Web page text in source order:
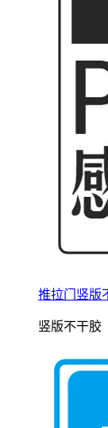
推拉门竖版
竖版不干胶